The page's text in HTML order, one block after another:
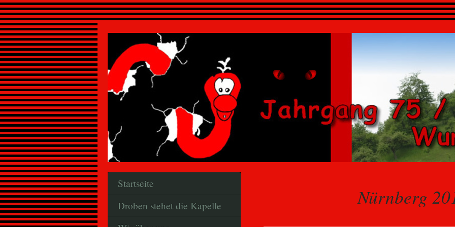
Nürnberg
Startseite
Droben stehet die Kapelle